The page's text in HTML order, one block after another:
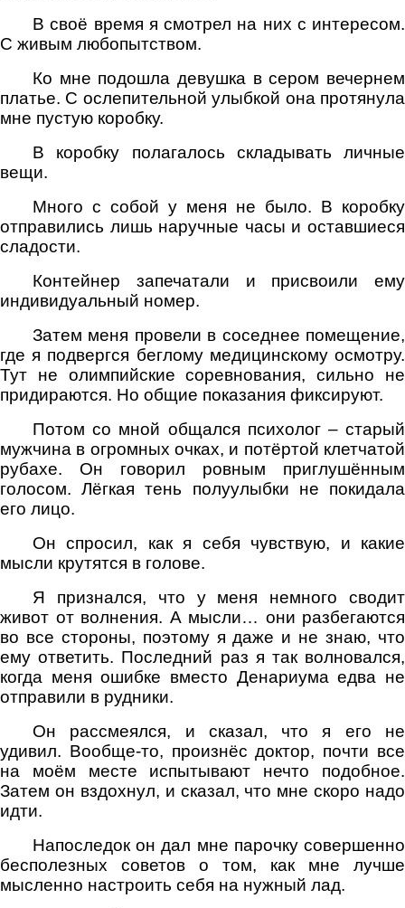
В своё время я смотрел на них с интересом.
С живым любопытством.
Ко мне подошла девушка в сером вечернем
платье. С ослепительной улыбкой она протянула
мне пустую коробку.
В коробку полагалось складывать личные
вещи.
Много с собой у меня не было. В коробку
отправились лишь наручные часы и оставшиеся
сладости.
Контейнер запечатали и присвоили ему
индивидуальный номер.
Затем меня провели в соседнее помещение,
где я подвергся беглому медицинскому осмотру.
Тут не олимпийские соревнования, сильно не
придираются. Но общие показания фиксируют.
Потом со мной общался психолог – старый
мужчина в огромных очках, и потёртой клетчатой
рубахе. Он говорил ровным приглушённым
голосом. Лёгкая тень полуулыбки не покидала
его лицо.
Он спросил, как я себя чувствую, и какие
мысли крутятся в голове.
Я признался, что у меня немного сводит
живот от волнения. А мысли… они разбегаются
во все стороны, поэтому я даже и не знаю, что
ему ответить. Последний раз я так волновался,
когда меня ошибке вместо Денариума едва не
отправили в рудники.
Он рассмеялся, и сказал, что я его не
удивил. Вообще-то, произнёс доктор, почти все
на моём месте испытывают нечто подобное.
Затем он вздохнул, и сказал, что мне скоро надо
идти.
Напоследок он дал мне парочку совершенно
бесполезных советов о том, как мне лучше
мысленно настроить себя на нужный лад.